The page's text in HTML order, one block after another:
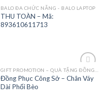
Add to
BALO ĐA CHỨC NĂNG - BALO LAPTOP
THU TOÀN – Mã:
893610611713
Wishlist
Đồng Phục Công Sở – Chân Váy
Dài Phối Bèo